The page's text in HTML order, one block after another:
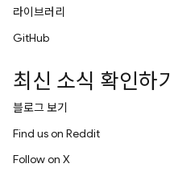
라이브러리
GitHub
최신 소식 확인하기
블로그 보기
Find us on Reddit
Follow on X